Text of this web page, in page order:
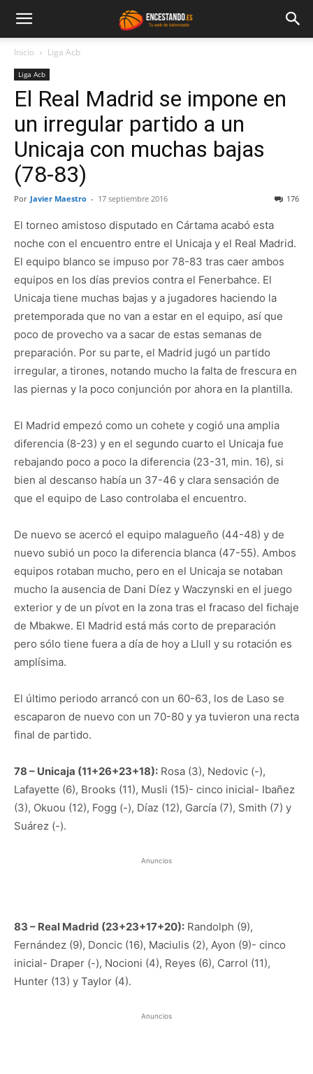
Inicio Liga Acb
Liga Acb
El Real Madrid se impone en
un irregular partido a un
Unicaja con muchas bajas
(78-83)
Por Javier Maestro - 17 septiembre 2016 176
El torneo amistoso disputado en Cártama acabó esta
noche con el encuentro entre el Unicaja y el Real Madrid.
El equipo blanco se impuso por 78-83 tras caer ambos
equipos en los días previos contra el Fenerbahce. El
Unicaja tiene muchas bajas y a jugadores haciendo la
pretemporada que no van a estar en el equipo, así que
poco de provecho va a sacar de estas semanas de
preparación. Por su parte, el Madrid jugó un partido
irregular, a tirones, notando mucho la falta de frescura en
las piernas y la poco conjunción por ahora en la plantilla.
El Madrid empezó como un cohete y cogió una amplia
diferencia (8-23) y en el segundo cuarto el Unicaja fue
rebajando poco a poco la diferencia (23-31, min. 16), si
bien al descanso había un 37-46 y clara sensación de
que el equipo de Laso controlaba el encuentro.
De nuevo se acercó el equipo malagueño (44-48) y de
nuevo subió un poco la diferencia blanca (47-55). Ambos
equipos rotaban mucho, pero en el Unicaja se notaban
mucho la ausencia de Dani Díez y Waczynski en el juego
exterior y de un pívot en la zona tras el fracaso del fichaje
de Mbakwe. El Madrid está más corto de preparación
pero sólo tiene fuera a día de hoy a Llull y su rotación es
amplísima.
El último periodo arrancó con un 60-63, los de Laso se
escaparon de nuevo con un 70-80 y ya tuvieron una recta
final de partido.
78 – Unicaja (11+26+23+18): Rosa (3), Nedovic (-),
Lafayette (6), Brooks (11), Musli (15)- cinco inicial- Ibañez
(3), Okuou (12), Fogg (-), Díaz (12), García (7), Smith (7) y
Suárez (-).
Anuncios
83 – Real Madrid (23+23+17+20): Randolph (9),
Fernández (9), Doncic (16), Maciulis (2), Ayon (9)- cinco
inicial- Draper (-), Nocioni (4), Reyes (6), Carrol (11),
Hunter (13) y Taylor (4).
Anuncios